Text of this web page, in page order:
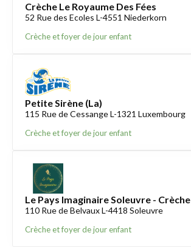
Crèche Le Royaume Des Fées
52 Rue des Ecoles L-4551 Niederkorn
Crèche et foyer de jour enfant
Petite Sirène (La)
115 Rue de Cessange L-1321 Luxembourg
Crèche et foyer de jour enfant
Le Pays Imaginaire Soleuvre - Crèche
110 Rue de Belvaux L-4418 Soleuvre
Crèche et foyer de jour enfant